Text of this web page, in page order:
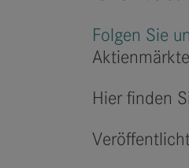
Folgen Sie
Hier finden